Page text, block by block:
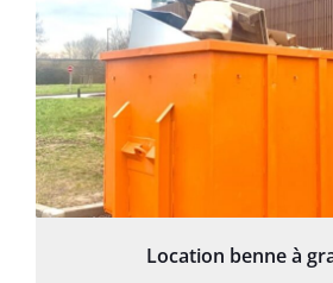
Location benne à